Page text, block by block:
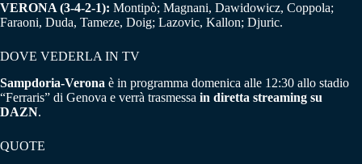
VERONA (3-4-2-1): Montipò; Magnani, Dawidowicz, Coppola;
Faraoni, Duda, Tameze, Doig; Lazovic, Kallon; Djuric.
DOVE VEDERLA IN TV
Sampdoria-Verona è in programma domenica alle 12:30 allo stadio
“Ferraris” di Genova e verrà trasmessa in diretta streaming su
DAZN.
QUOTE